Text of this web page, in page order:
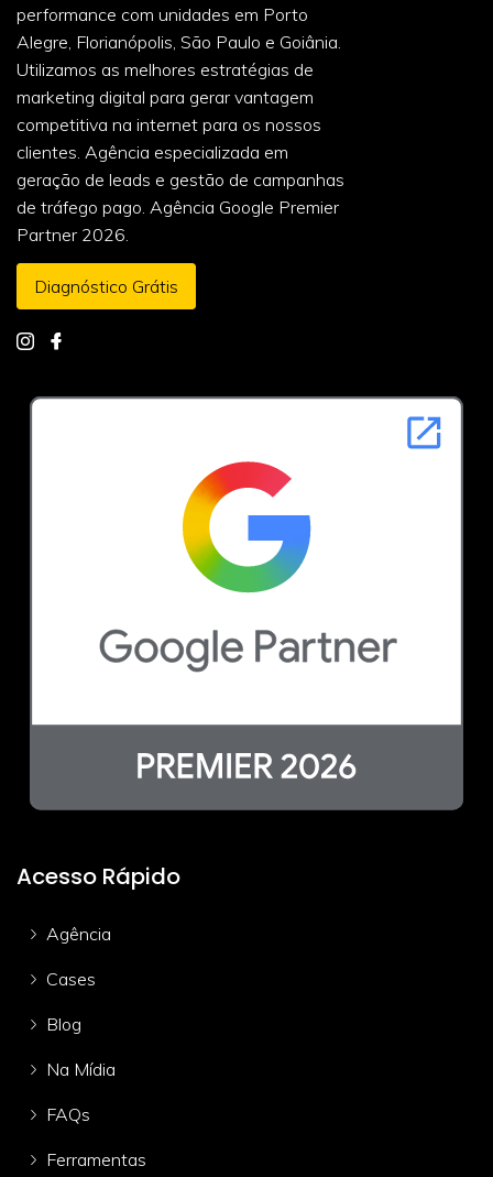
performance com unidades em Porto
Alegre, Florianópolis, São Paulo e Goiânia.
Utilizamos as melhores estratégias de
marketing digital para gerar vantagem
competitiva na internet para os nossos
clientes. Agência especializada em
geração de leads e gestão de campanhas
de tráfego pago. Agência Google Premier
Partner 2026.
Diagnóstico Grátis
Acesso Rápido
Agência
Cases
Blog
Na Mídia
FAQs
Ferramentas